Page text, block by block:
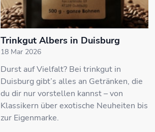
Trinkgut Albers in Duisburg
18 Mar 2026
Durst auf Vielfalt? Bei trinkgut in
Duisburg gibt’s alles an Getränken, die
du dir nur vorstellen kannst – von
Klassikern über exotische Neuheiten bis
zur Eigenmarke.